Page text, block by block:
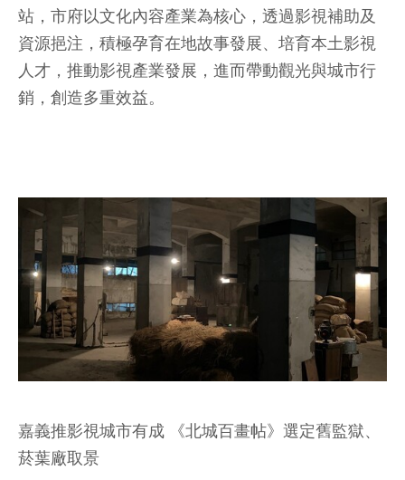
站，市府以文化內容產業為核心，透過影視補助及
資源挹注，積極孕育在地故事發展、培育本土影視
人才，推動影視產業發展，進而帶動觀光與城市行
銷，創造多重效益。
嘉義推影視城市有成 《北城百畫帖》選定舊監獄、
菸葉廠取景